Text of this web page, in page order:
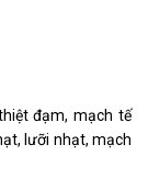
đạm, mạch tế
lưỡi nhạt, mạch